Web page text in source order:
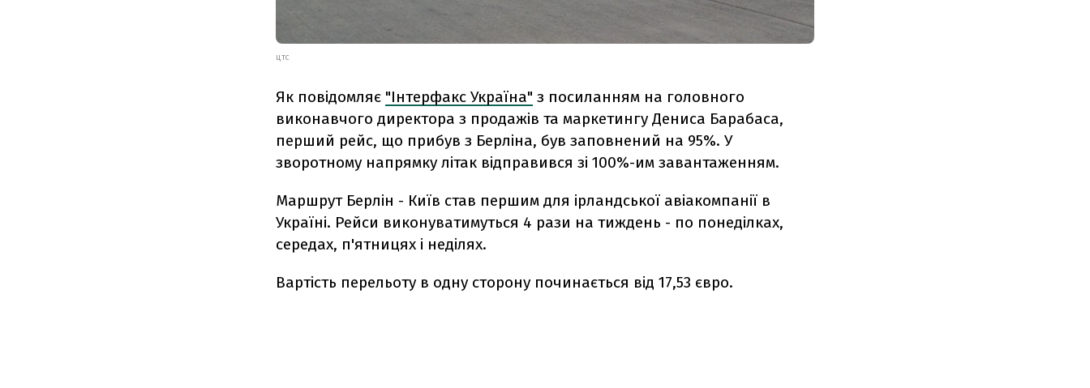
ЦТС
Як повідомляє "Інтерфакс Україна" з посиланням на головного
виконавчого директора з продажів та маркетингу Дениса Барабаса,
перший рейс, що прибув з Берліна, був заповнений на 95%. У
зворотному напрямку літак відправився зі 100%-им завантаженням.
Маршрут Берлін - Київ став першим для ірландської авіакомпанії в
Україні. Рейси виконуватимуться 4 рази на тиждень - по понеділках,
середах, п'ятницях і неділях.
Вартість перельоту в одну сторону починається від 17,53 євро.